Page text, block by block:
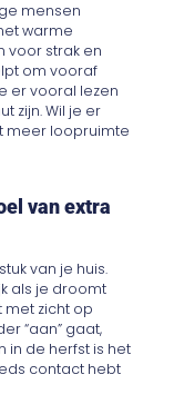
mensen
warme
voor strak en
om vooraf
er vooral lezen
zijn. Wil je er
meer loopruimte
van extra
van je huis.
als je droomt
met zicht op
“aan” gaat,
in de herfst is het
contact hebt